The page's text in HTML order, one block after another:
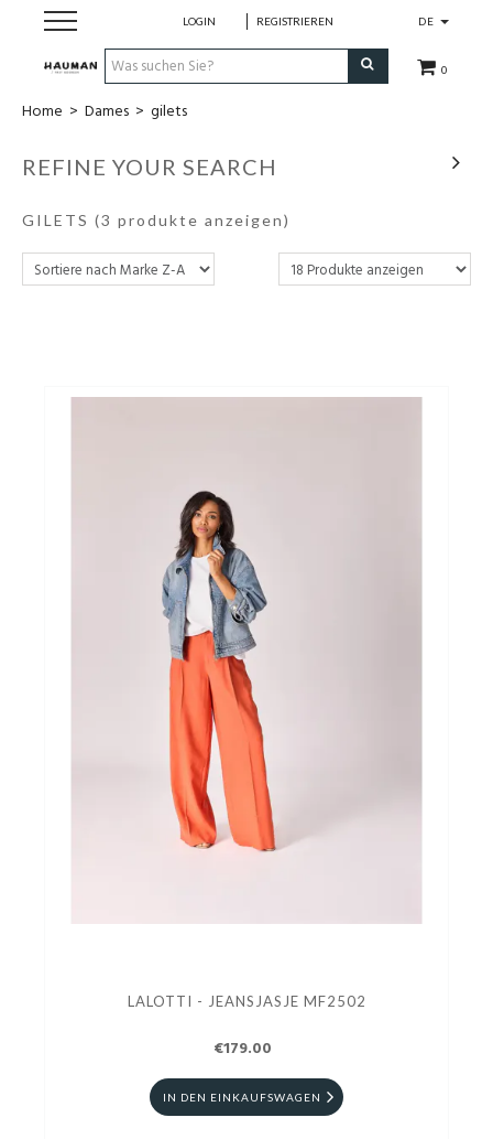
DE
0
LOGIN REGISTRIEREN
Dames
Heren
Home > Dames > gilets
REFINE YOUR SEARCH
GILETS (3 produkte anzeigen)
LALOTTI - JEANSJASJE MF2502
€179.00
IN DEN EINKAUFSWAGEN